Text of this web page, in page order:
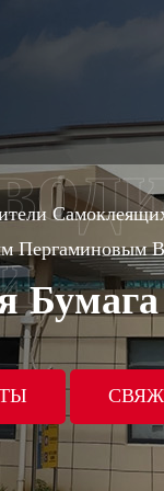
Пергаминовым